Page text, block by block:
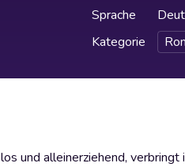
Sprache
Kategorie
und alleinerziehend,